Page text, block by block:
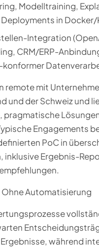
Modelltraining,
in
Integration
CRM/ERP-
konformer
remote mit
und der Schweiz und
pragmatische
Engagements
PoC in
inklusive Ergebnis-
Automatisierung
während